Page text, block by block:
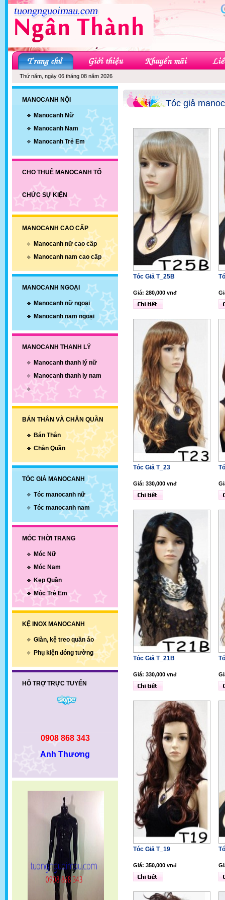
Thứ năm, ngày 06 tháng 08 năm 2026
MANOCANH NỘI
Manocanh Nữ
Manocanh Nam
Manocanh Trẻ Em
CHO THUÊ MANOCANH TỔ
CHỨC SỰ KIỆN
MANOCANH CAO CẤP
Manocanh nữ cao cấp
Manocanh nam cao cấp
MANOCANH NGOẠI
Manocanh nữ ngoại
Manocanh nam ngoại
MANOCANH THANH LÝ
Manocanh thanh lý nữ
Manocanh thanh ly nam
BÁN THÂN VÀ CHÂN QUẦN
Bán Thân
Chân Quần
TÓC GIẢ MANOCANH
Tóc manocanh nữ
Tóc manocanh nam
MÓC THỜI TRANG
Móc Nữ
Móc Nam
Kẹp Quần
Móc Trẻ Em
KỆ INOX MANOCANH
Giàn, kệ treo quần áo
Phụ kiện đóng tường
HỖ TRỢ TRỰC TUYẾN
0908 868 343
Anh Thương
Tóc giả
Tóc Giả T_25B
Giá: 280,000 vnđ
Tóc Giả T_23
Giá: 330,000 vnđ
Tóc Giả T_21B
Giá: 330,000 vnđ
Tóc Giả T_19
Giá: 350,000 vnđ